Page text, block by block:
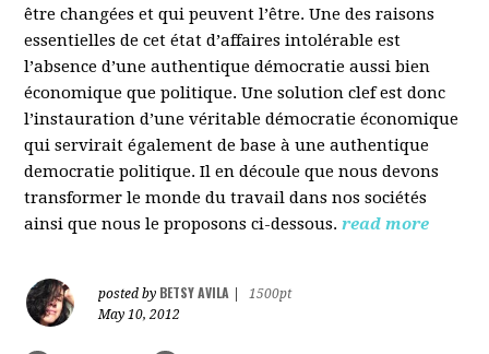
être changées et qui peuvent l’être. Une des raisons
essentielles de cet état d’affaires intolérable est
l’absence d’une authentique démocratie aussi bien
économique que politique. Une solution clef est donc
l’instauration d’une véritable démocratie économique
qui servirait également de base à une authentique
democratie politique. Il en découle que nous devons
transformer le monde du travail dans nos sociétés
ainsi que nous le proposons ci-dessous. read more
posted by BETSY AVILA
1500pt
May 10, 2012